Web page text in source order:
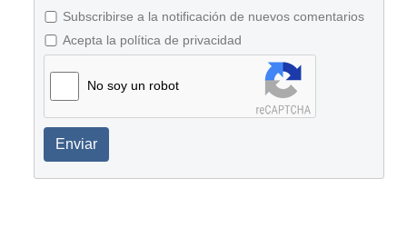
Subscribirse a la notificación de nuevos comentarios
Acepta la política de privacidad
No soy un robot
Enviar